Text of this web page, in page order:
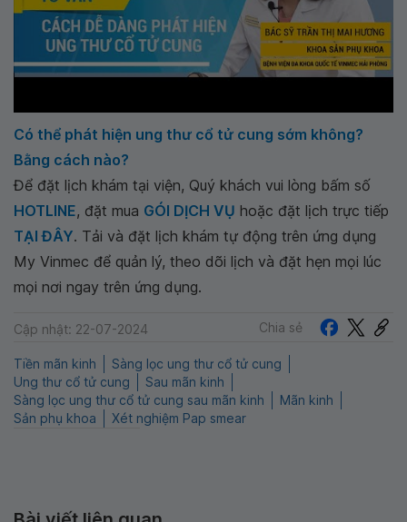
Có thể phát hiện ung thư cổ tử cung sớm không?
Bằng cách nào?
Để đặt lịch khám tại viện, Quý khách vui lòng bấm số
HOTLINE, đặt mua GÓI DỊCH VỤ hoặc đặt lịch trực tiếp
TẠI ĐÂY. Tải và đặt lịch khám tự động trên ứng dụng
My Vinmec để quản lý, theo dõi lịch và đặt hẹn mọi lúc
mọi nơi ngay trên ứng dụng.
Cập nhật: 22-07-2024 Chia sẻ
Tiền mãn kinh
Sàng lọc ung thư cổ tử cung
Ung thư cổ tử cung
Sau mãn kinh
Sàng lọc ung thư cổ tử cung sau mãn kinh
Mãn kinh
Sản phụ khoa
Xét nghiệm Pap smear